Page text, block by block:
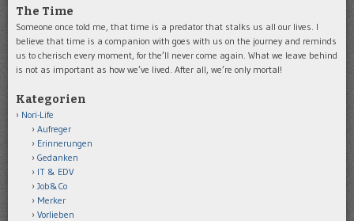
The Time
Someone once told me, that time is a predator that stalks us all our lives. I
believe that time is a companion with goes with us on the journey and reminds
us to cherisch every moment, for the’ll never come again. What we leave behind
is not as important as how we’ve lived. After all, we’re only mortal!
Kategorien
Nori-Life
Aufreger
Erinnerungen
Gedanken
IT & EDV
Job&Co
Merker
Vorlieben